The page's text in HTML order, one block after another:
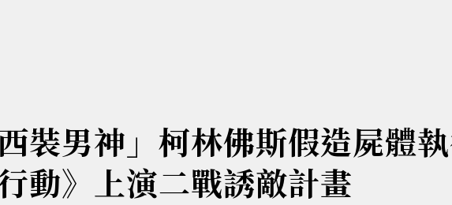
裝男神」柯林佛斯假造屍體
動》上演二戰誘敵計畫